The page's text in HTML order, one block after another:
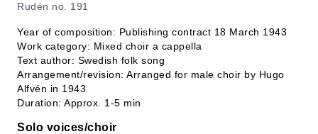
Rudén no. 191
Year of composition: Publishing contract 18 March 1943
Work category: Mixed choir a cappella
Text author: Swedish folk song
Arrangement/revision: Arranged for male choir by Hugo
Alfvén in 1943
Duration: Approx. 1-5 min
Solo voices/choir